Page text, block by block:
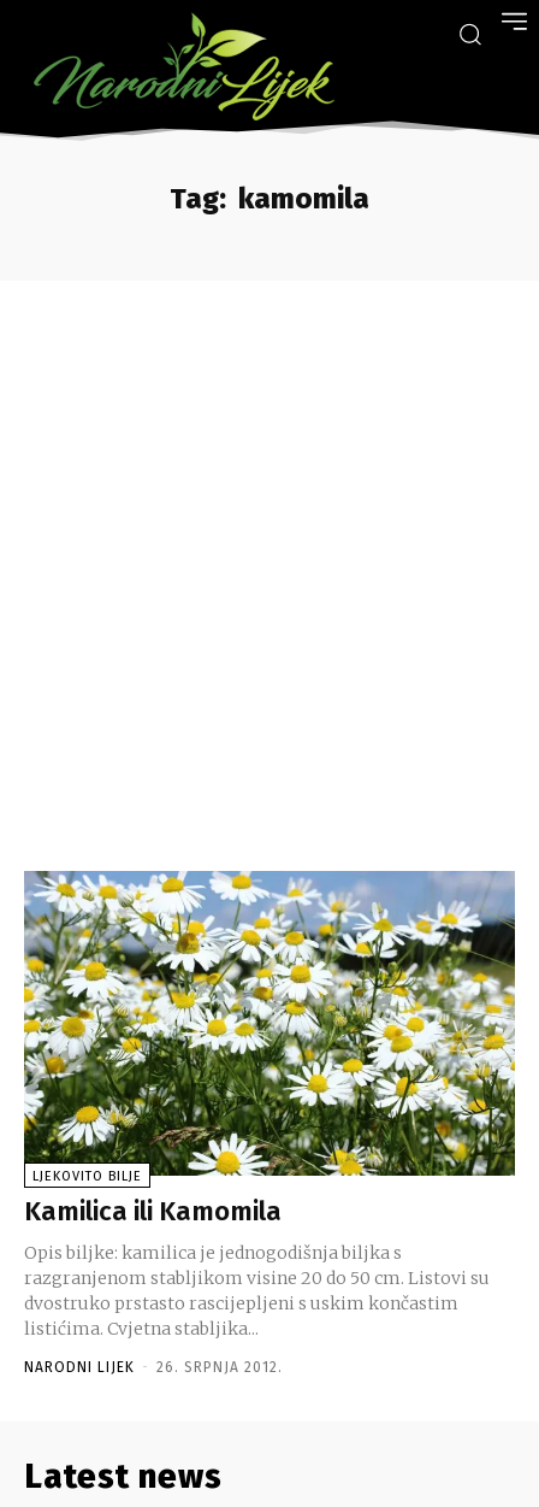
Tag: kamomila
LJEKOVITO BILJE
Kamilica ili Kamomila
Opis biljke: kamilica je jednogodišnja biljka s
razgranjenom stabljikom visine 20 do 50 cm. Listovi su
dvostruko prstasto rascijepljeni s uskim končastim
listićima. Cvjetna stabljika...
NARODNI LIJEK - 26. SRPNJA 2012.
Latest news